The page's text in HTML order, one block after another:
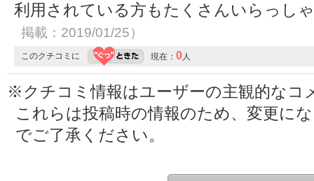
利用されている方もたくさんいらっし
掲載：2019/01/25）
このクチコミに 現在： 0人
※クチコミ情報はユーザーの主観的なコ
これらは投稿時の情報のため、変更に
でご了承ください。